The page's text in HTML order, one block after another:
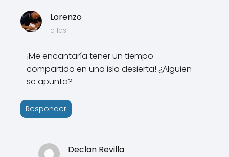
Lorenzo
a las
¡Me encantaría tener un tiempo
compartido en una isla desierta! ¿Alguien
se apunta?
Responder
Declan Revilla